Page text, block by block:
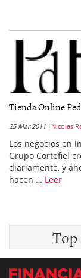
Tienda Online
25 Mar 2011 Nicolas
Los negocios en
Grupo Cortefiel
diariamente, y
hacen … Leer